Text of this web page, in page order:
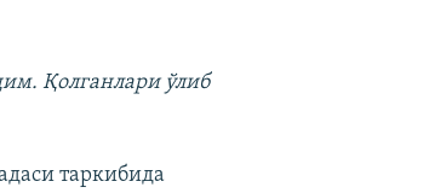
Қолганлари ўлиб
таркибида